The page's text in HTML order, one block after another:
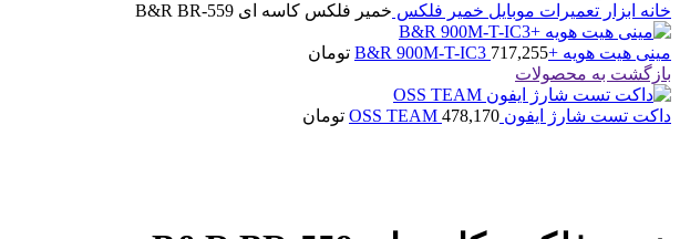
خانه ابزار تعمیرات موبایل خمیر فلکس خمیر فلکس کاسه ای B&R BR-559
مینی هیت هویه +B&R 900M-T-IC3717,255
تومان
بازگشت به محصولات
داکت تست شارژ ایفون OSS TEAM 478,170 تومان